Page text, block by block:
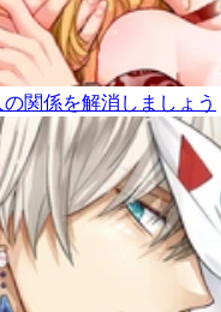
関係を解消しましょう